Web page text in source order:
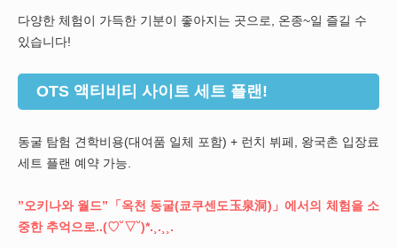
다양한 체험이 가득한 기분이 좋아지는 곳으로, 온종~일 즐길 수
있습니다!
OTS 액티비티 사이트 세트 플랜!
동굴 탐험 견학비용(대여품 일체 포함) + 런치 뷔페, 왕국촌 입장료
세트 플랜 예약 가능.
”오키나와 월드”「옥천 동굴(쿄쿠센도玉泉洞)」에서의 체험을 소
중한 추억으로..(♡˘▽˘)*.¸.¸¸.